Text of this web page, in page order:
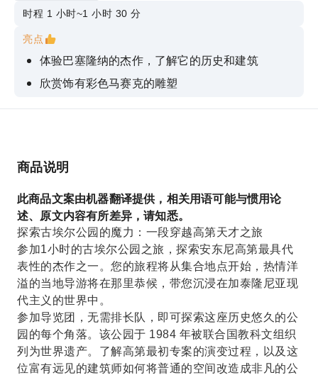
时程 1 小时~1 小时 30 分
亮点
体验巴塞隆纳的杰作，了解它的历史和建筑
欣赏饰有彩色马赛克的雕塑
沿著色彩缤纷的龙之阶梯漫步而上，去拜访「el
无需排长队即可快速进入古埃尔公园，节省您的时
商品说明
此商品文案由机器翻译提供，相关用语可能与惯用论
述、原文内容有所差异，请知悉。
探索古埃尔公园的魔力：一段穿越高第天才之旅
参加1小时的古埃尔公园之旅，探索安东尼高第最具代
表性的杰作之一。您的旅程将从集合地点开始，热情洋
溢的当地导游将在那里恭候，带您沉浸在加泰隆尼亚现
代主义的世界中。
参加导览团，无需排长队，即可探索这座历史悠久的公
园的每个角落。该公园于 1984 年被联合国教科文组织
列为世界遗产。了解高第最初专案的演变过程，以及这
位富有远见的建筑师如何将普通的空间改造成非凡的公